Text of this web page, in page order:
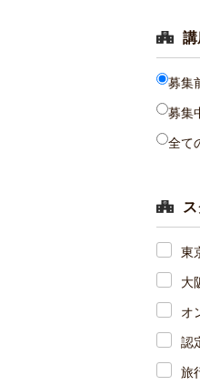
募集
募集
全て
東
大
オ
認
旅